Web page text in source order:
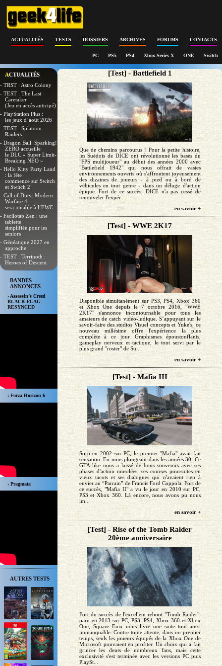
ACTUALITÉS TESTS DOSSIERS ARCHIVES FORUMS CONTACTS
PC PS5 PS4 Xbox Series X ONE Switch
ACTUALITÉS
- TRST : Astro Colony
- TEST : The Last
Caretaker
(Jeu en accès anticipé)
- PlayStation Plus :
les jeux d’août 2026
- TEST : Splatoon
Raiders
- Dragon Ball: Sparking!
ZERO accueille
le DLC « Super Limit-
Breaking NEO »
- Hello Kitty Party Land
: la fête
commence sur Switch
et Switch 2
- Call of Duty: Modern
Warfare 4
sera jouable à l’EWC
- Facilotab Zen : une
tablette
simplifiée pour les
seniors
- Généatique 2027 en
approche
- TEST : Terrinoth :
Heroes of Descent
BANDES
ANNONCES
› Assassin’s Creed
BLACK FLAG
RESYNCED
› Forza Horizon 6
› Pragmata
AUTRES TESTS
[Test] - Battlefield 1
Que de chemins parcourus ! Pour la petite histoire,
les Suédois de DICE ont révolutionné les bases du
"FPS multijoueur" au début des années 2000 avec
"Battlefield 1942" qui nous offrait de vastes
environnements ouverts où s'affrontent joyeusement
des dizaines de joueurs - à pied ou à bord de
véhicules en tout genre - dans un déluge d'action
épique. Fort de ce succès, DICE n'a pas cessé de
renouveler l'expér...
en savoir +
[Test] - WWE 2K17
Disponible simultanément sur PS3, PS4, Xbox 360
et Xbox One depuis le 7 octobre 2016, "WWE
2K17" s'annonce incontournable pour tous les
amateurs de catch vidéo-ludique. S’appuyant sur le
savoir-faire des studios Visuel concepts et Yuke's, ce
nouveau millésime offre l'expérience la plus
complète à ce jour. Graphismes époustouflants,
gameplay nerveux et tactique, le tout servi par le
plus grand "roster" de Su...
en savoir +
[Test] - Mafia III
Sorti en 2002 sur PC, le premier "Mafia" avait fait
sensation. En nous plongeant dans les années 30, Ce
GTA-like nous a laissé de bons souvenirs avec ses
phases d'action musclées, ses courses poursuites en
vieux tacots et ses dialogues qui n'avaient rien à
envier au “Parrain” de Francis Ford Coppola. Fort de
ce succès, "Mafia II" a vu le jour en 2010 sur PC,
PS3 et Xbox 360. Là encore, nous avons pu nous
im...
en savoir +
[Test] - Rise of the Tomb Raider
20ème anniversaire
Fort du succès de l'excellent reboot "Tomb Raider",
paru en 2013 sur PC, PS3, PS4, Xbox 360 et Xbox
One, Square Enix nous livre une suite tout aussi
immanquable. Contre toute attente, dans un premier
temps, seuls les joueurs équipés de la Xbox One de
Microsoft pouvaient en profiter. Un choix qui a fait
grincer les dents de nombreux fans, mais cette
exclusivité s'est terminée avec les versions PC puis
PlaySt...